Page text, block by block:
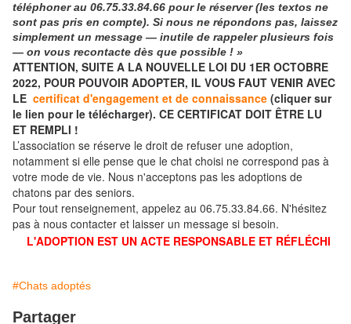
téléphonerau 06.75.33.84.66 pour le réserver (les textos ne
sont pas pris en compte). Si nous ne répondons pas, laissez
simplement un message — inutile de rappeler plusieurs fois
— on vous recontacte dès que possible ! »
ATTENTION, SUITE A LA NOUVELLE LOI DU 1ER OCTOBRE
2022, POUR POUVOIR ADOPTER, IL VOUS FAUT VENIR AVEC
LE certificat d'engagement et de connaissance (cliquer sur
le lien pour le télécharger). CE CERTIFICAT DOIT ÊTRE LU
ET REMPLI !
L’association se réserve le droit de refuser une adoption,
notamment si elle pense que le chat choisi ne correspond pas à
votre mode de vie. Nous n'acceptons pas les adoptions de
chatons par des seniors.
Pour tout renseignement, appelez au 06.75.33.84.66. N'hésitez
pas à nous contacter et laisser un message si besoin.
L'ADOPTION EST UN ACTE RESPONSABLE ET RÉFLÉCHI
#Chats adoptés
Partager